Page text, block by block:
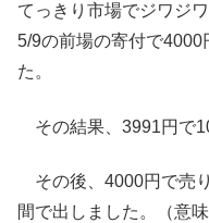
てっきり市場でジワジ
5/9の前場の寄付で4000
た。
その結果、3991円で
その後、4000円で売
間で出しました。（意味